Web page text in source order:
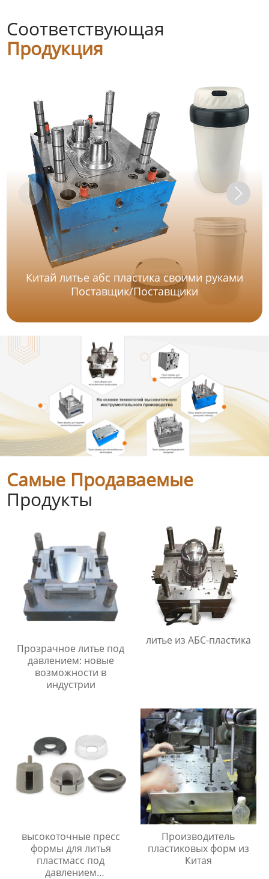
Соответствующая
Продукция
Китай литье абс пластика своими руками
Поставщик/Поставщики
Самые Продаваемые
Продукты
Прозрачное литье под
давлением: новые
возможности в
индустрии
литье из АБС-пластика
высокоточные пресс
формы для литья
пластмасс под
давлением
Производитель
пластиковых форм из
Китая